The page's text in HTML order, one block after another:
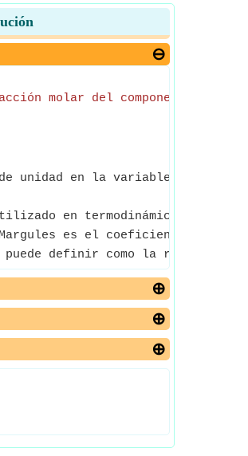
molar del componente 2 en
unidad en la variable
en termodinámica para
es el coeficiente
definir como la relación